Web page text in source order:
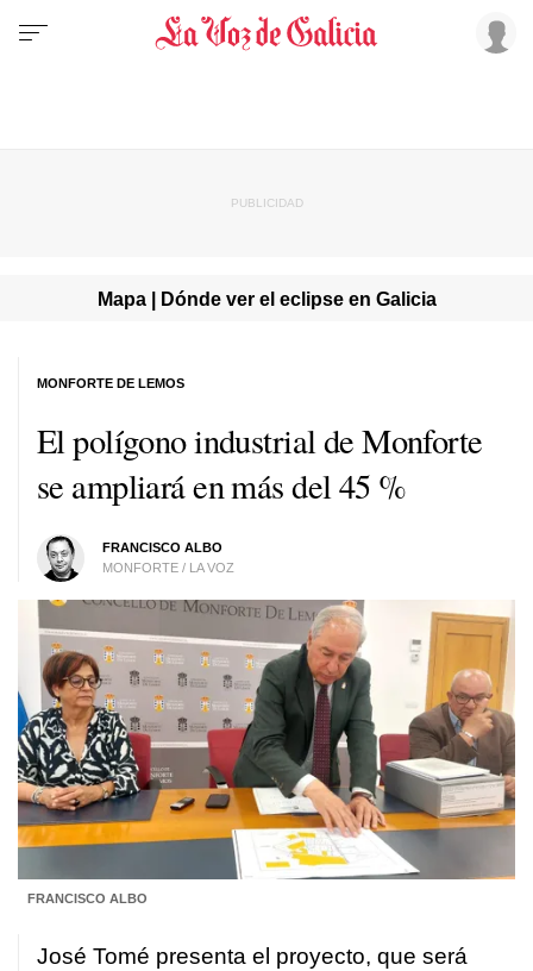
Mapa | Dónde ver el eclipse en Galicia
El polígono industrial de Monforte
se ampliará en más del 45 %
FRANCISCO ALBO
MONFORTE / LA VOZ
MONFORTE DE LEMOS
FRANCISCO ALBO
José Tomé presenta el proyecto, que será